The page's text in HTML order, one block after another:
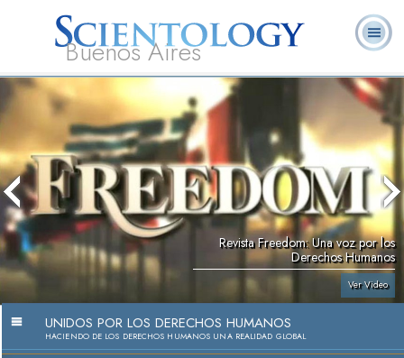
Buenos Aires
L. Ronald
Hubbard
¿Qué es
Ministros
Voluntarios
Preguntas
Libros
Revista Freedom: Una voz por los
Derechos Humanos
Ver Video
UNIDOS POR LOS DERECHOS HUMANOS
HACIENDO DE LOS DERECHOS HUMANOS UNA REALIDAD GLOBAL